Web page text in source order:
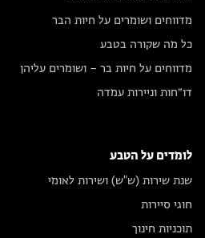
מדווחים ושומרים על חיות הבר
כל מה שקורה בטבע
מדווחים על חיות בר – ושומרים עליהן
דו״חות וניירות עמדה
לומדים על הטבע
שנת שירות (ש"ש) ושירות לאומי
חוגי סיירות
תוכניות חינוך